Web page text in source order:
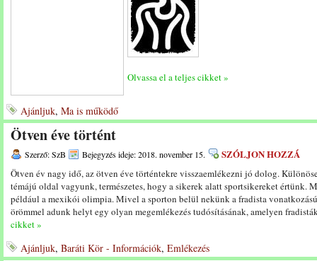
Olvassa el a teljes cikket »
Ajánljuk, Ma is működő
Ötven éve történt
Szerző: SzB Bejegyzés ideje: 2018. november 15. SZÓLJON HOZZÁ
Ötven év nagy idő, az ötven éve történtekre visszaemlékezni jó dolog.
témájú oldal vagyunk, természetes, hogy a sikerek alatt sportsikereket értünk.
például a mexikói olimpia. Mivel a sporton belül nekünk a fradista
örömmel adunk helyt egy olyan megemlékezés tudósításának, amelyen
cikket »
Ajánljuk, Baráti Kör - Információk, Emlékezés